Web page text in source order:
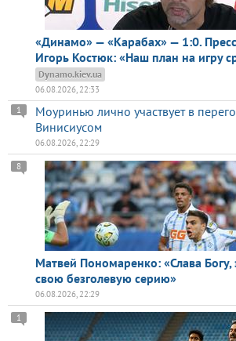
«Динамо» — «Карабах» — 1:0.
Игорь Костюк: «Наш план на игру
Dynamo.kiev.ua
06.08.2026, 22:33
Моуринью лично участвует в
Винисиусом
1
06.08.2026, 22:29
Матвей Пономаренко: «Слава Богу,
свою безголевую серию»
8
06.08.2026, 22:29
1